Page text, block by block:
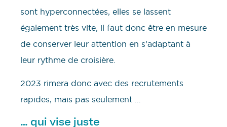
sont hyperconnectées, elles se lassent
également très vite, il faut donc être en mesure
de conserver leur attention en s’adaptant à
leur rythme de croisière.
2023 rimera donc avec des recrutements
rapides, mais pas seulement …
… qui vise juste